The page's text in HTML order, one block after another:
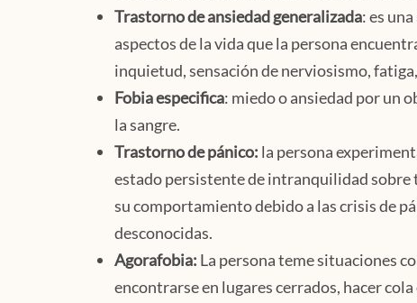
Trastorno de ansiedad generalizada: es
aspectos de la vida que la persona
inquietud, sensación de nerviosismo,
Fobia especifica: miedo o ansiedad por un
la sangre.
Trastorno de pánico: la persona
estado persistente de intranquilidad sobre
su comportamiento debido a las crisis de
desconocidas.
Agorafobia: La persona teme situaciones
encontrarse en lugares cerrados, hacer